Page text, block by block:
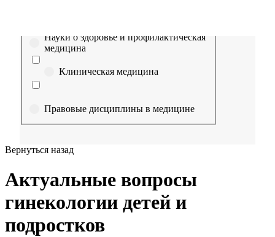
Науки о здоровье и профилактическая
медицина
Клиническая медицина
Правовые дисциплины в медицине
медицине
науки
Вернуться назад
Актуальные вопросы
гинекологии детей и
подростков